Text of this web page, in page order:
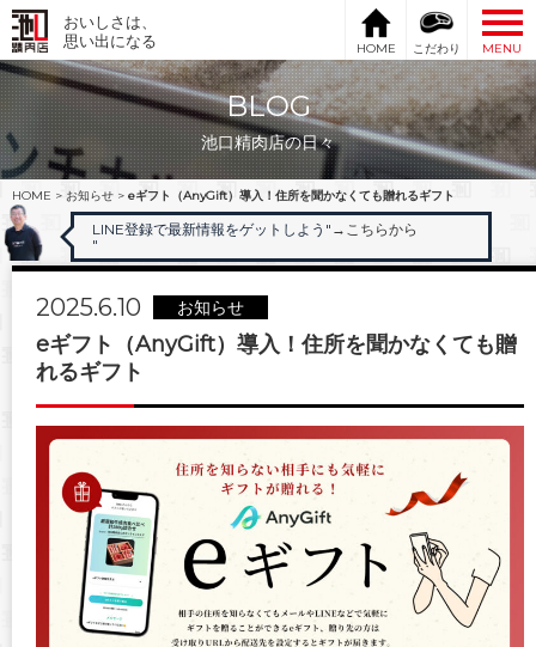
おいしさは、
思い出になる
HOME こだわり MENU
BLOG
池口精肉店の日々
HOME > お知らせ > eギフト（AnyGift）導入！住所を聞かなくても贈れるギフト
LINE登録で最新情報をゲットしよう" →こちらから
"
2025.6.10 お知らせ
eギフト（AnyGift）導入！住所を聞かなくても贈
れるギフト